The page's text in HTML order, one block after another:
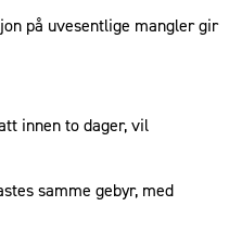
på uvesentlige mangler gir
innen to dager, vil
samme gebyr, med